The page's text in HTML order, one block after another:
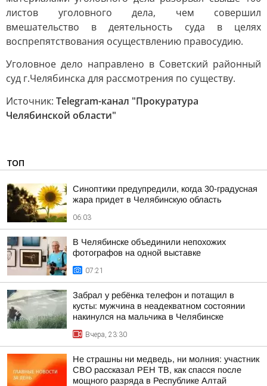
листов уголовного дела, чем совершил
вмешательство в деятельность суда в целях
воспрепятствования осуществлению правосудию.
Уголовное дело направлено в Советский районный
суд г.Челябинска для рассмотрения по существу.
Источник: Telegram-канал "Прокуратура
Челябинской области"
ТОП
Синоптики предупредили, когда 30-градусная
жара придет в Челябинскую область
06:03
В Челябинске объединили непохожих
фотографов на одной выставке
07:21
Забрал у ребёнка телефон и потащил в
кусты: мужчина в неадекватном состоянии
накинулся на мальчика в Челябинске
Вчера, 23:30
Не страшны ни медведь, ни молния: участник
СВО рассказал РЕН ТВ, как спасся после
мощного разряда в Республике Алтай